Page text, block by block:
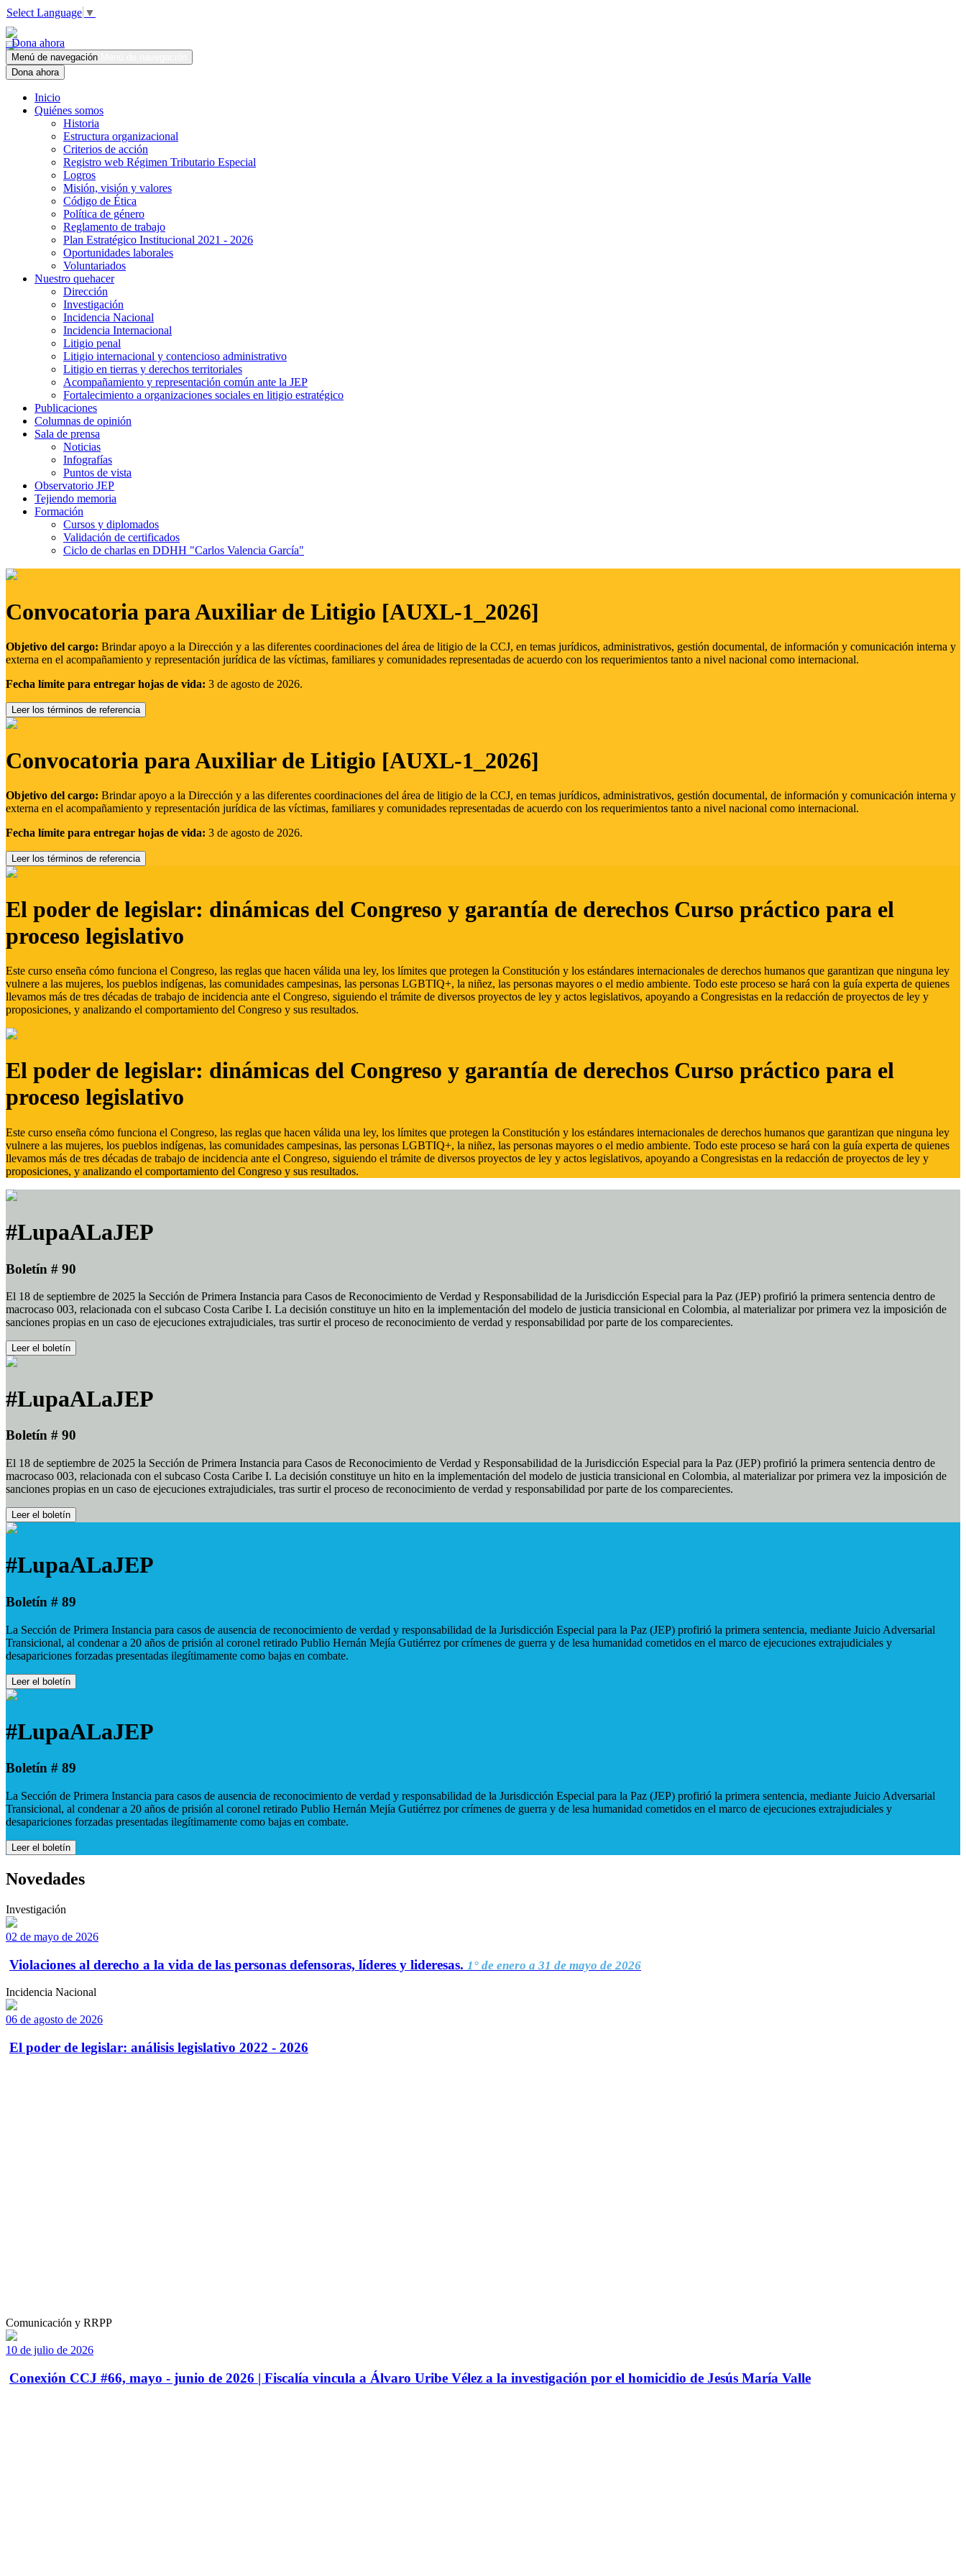
Select Language ▼
Dona ahora
Menú de navegación
Dona ahora
Inicio
Quiénes somos
Historia
Estructura organizacional
Criterios de acción
Registro web Régimen Tributario Especial
Logros
Misión, visión y valores
Código de Ética
Política de género
Reglamento de trabajo
Plan Estratégico Institucional 2021 - 2026
Oportunidades laborales
Voluntariados
Nuestro quehacer
Dirección
Investigación
Incidencia Nacional
Incidencia Internacional
Litigio penal
Litigio internacional y contencioso administrativo
Litigio en tierras y derechos territoriales
Acompañamiento y representación común ante la JEP
Fortalecimiento a organizaciones sociales en litigio estratégico
Publicaciones
Columnas de opinión
Sala de prensa
Noticias
Infografías
Puntos de vista
Observatorio JEP
Tejiendo memoria
Formación
Cursos y diplomados
Validación de certificados
Ciclo de charlas en DDHH "Carlos Valencia García"
Convocatoria para Auxiliar de Litigio [AUXL-1_2026]
Objetivo del cargo: Brindar apoyo a la Dirección y a las diferentes coordinaciones del área de litigio de la CCJ, en temas jurídicos, administrativos, gestión documental, de información y comunicación interna y
externa en el acompañamiento y representación jurídica de las víctimas, familiares y comunidades representadas de acuerdo con los requerimientos tanto a nivel nacional como internacional.
Fecha límite para entregar hojas de vida: 3 de agosto de 2026.
Leer los términos de referencia
Convocatoria para Auxiliar de Litigio [AUXL-1_2026]
Objetivo del cargo: Brindar apoyo a la Dirección y a las diferentes coordinaciones del área de litigio de la CCJ, en temas jurídicos, administrativos, gestión documental, de información y comunicación interna y
externa en el acompañamiento y representación jurídica de las víctimas, familiares y comunidades representadas de acuerdo con los requerimientos tanto a nivel nacional como internacional.
Fecha límite para entregar hojas de vida: 3 de agosto de 2026.
Leer los términos de referencia
El poder de legislar: dinámicas del Congreso y garantía de derechos Curso práctico para el
proceso legislativo
Este curso enseña cómo funciona el Congreso, las reglas que hacen válida una ley, los límites que protegen la Constitución y los estándares internacionales de derechos humanos que garantizan que ninguna ley
vulnere a las mujeres, los pueblos indígenas, las comunidades campesinas, las personas LGBTIQ+, la niñez, las personas mayores o el medio ambiente. Todo este proceso se hará con la guía experta de quienes
llevamos más de tres décadas de trabajo de incidencia ante el Congreso, siguiendo el trámite de diversos proyectos de ley y actos legislativos, apoyando a Congresistas en la redacción de proyectos de ley y
proposiciones, y analizando el comportamiento del Congreso y sus resultados.
El poder de legislar: dinámicas del Congreso y garantía de derechos Curso práctico para el
proceso legislativo
Este curso enseña cómo funciona el Congreso, las reglas que hacen válida una ley, los límites que protegen la Constitución y los estándares internacionales de derechos humanos que garantizan que ninguna ley
vulnere a las mujeres, los pueblos indígenas, las comunidades campesinas, las personas LGBTIQ+, la niñez, las personas mayores o el medio ambiente. Todo este proceso se hará con la guía experta de quienes
llevamos más de tres décadas de trabajo de incidencia ante el Congreso, siguiendo el trámite de diversos proyectos de ley y actos legislativos, apoyando a Congresistas en la redacción de proyectos de ley y
proposiciones, y analizando el comportamiento del Congreso y sus resultados.
#LupaALaJEP
Boletín # 90
El 18 de septiembre de 2025 la Sección de Primera Instancia para Casos de Reconocimiento de Verdad y Responsabilidad de la Jurisdicción Especial para la Paz (JEP) profirió la primera sentencia dentro de
macrocaso 003, relacionada con el subcaso Costa Caribe I. La decisión constituye un hito en la implementación del modelo de justicia transicional en Colombia, al materializar por primera vez la imposición de
sanciones propias en un caso de ejecuciones extrajudiciales, tras surtir el proceso de reconocimiento de verdad y responsabilidad por parte de los comparecientes.
Leer el boletín
#LupaALaJEP
Boletín # 90
El 18 de septiembre de 2025 la Sección de Primera Instancia para Casos de Reconocimiento de Verdad y Responsabilidad de la Jurisdicción Especial para la Paz (JEP) profirió la primera sentencia dentro de
macrocaso 003, relacionada con el subcaso Costa Caribe I. La decisión constituye un hito en la implementación del modelo de justicia transicional en Colombia, al materializar por primera vez la imposición de
sanciones propias en un caso de ejecuciones extrajudiciales, tras surtir el proceso de reconocimiento de verdad y responsabilidad por parte de los comparecientes.
Leer el boletín
#LupaALaJEP
Boletín # 89
La Sección de Primera Instancia para casos de ausencia de reconocimiento de verdad y responsabilidad de la Jurisdicción Especial para la Paz (JEP) profirió la primera sentencia, mediante Juicio Adversarial
Transicional, al condenar a 20 años de prisión al coronel retirado Publio Hernán Mejía Gutiérrez por crímenes de guerra y de lesa humanidad cometidos en el marco de ejecuciones extrajudiciales y
desapariciones forzadas presentadas ilegítimamente como bajas en combate.
Leer el boletín
#LupaALaJEP
Boletín # 89
La Sección de Primera Instancia para casos de ausencia de reconocimiento de verdad y responsabilidad de la Jurisdicción Especial para la Paz (JEP) profirió la primera sentencia, mediante Juicio Adversarial
Transicional, al condenar a 20 años de prisión al coronel retirado Publio Hernán Mejía Gutiérrez por crímenes de guerra y de lesa humanidad cometidos en el marco de ejecuciones extrajudiciales y
desapariciones forzadas presentadas ilegítimamente como bajas en combate.
Leer el boletín
Novedades
Investigación
02 de mayo de 2026
Violaciones al derecho a la vida de las personas defensoras, líderes y lideresas. 1° de enero a 31 de mayo de 2026
Incidencia Nacional
06 de agosto de 2026
El poder de legislar: análisis legislativo 2022 - 2026
Comunicación y RRPP
10 de julio de 2026
Conexión CCJ #66, mayo - junio de 2026 | Fiscalía vincula a Álvaro Uribe Vélez a la investigación por el homicidio de Jesús María Valle